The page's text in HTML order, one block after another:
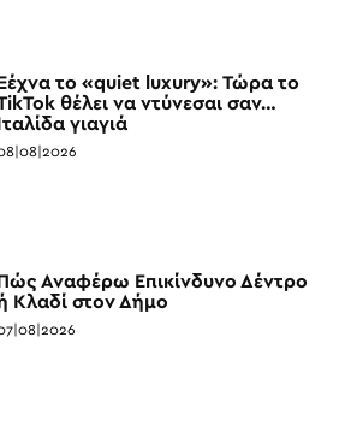
το «quiet luxury»: Τώρα το
θέλει να ντύνεσαι σαν…
γιαγιά
Αναφέρω Επικίνδυνο Δέντρο
Κλαδί στον Δήμο